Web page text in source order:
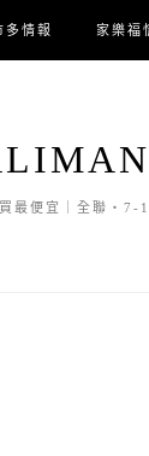
多情報 家樂福
最便宜｜全聯・7-